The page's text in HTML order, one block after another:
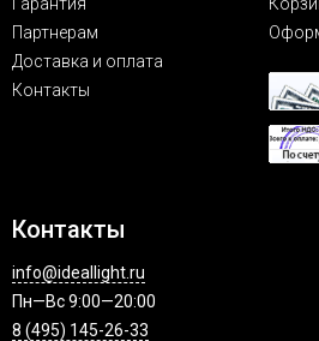
Партнерам
Доставка и оплата
Контакты
Контакты
info@ideallight.ru
Пн—Вс 9:00—20:00
8 (495) 145-26-33